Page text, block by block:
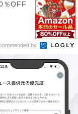
％OFF
by